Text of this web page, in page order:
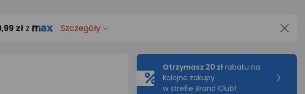
zł z Szczegóły
Otrzymasz 20 zł rabatu na
kolejne zakupy
w strefie Brand Club!